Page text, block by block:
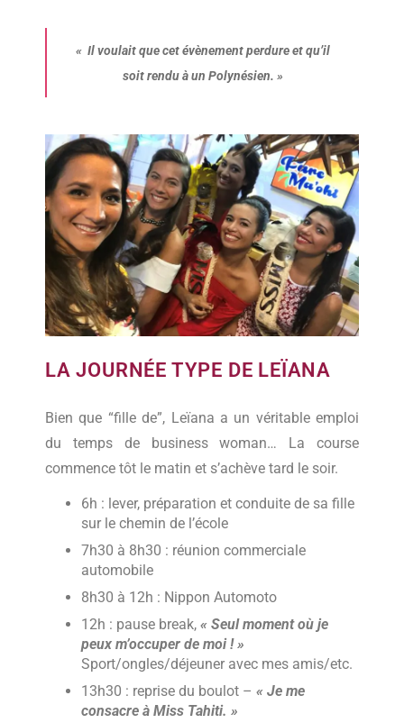
« Il voulait que cet évènement perdure et qu’il
soit rendu à un Polynésien. »
LA JOURNÉE TYPE DE LEÏANA
Bien que “fille de”, Leïana a un véritable emploi
du temps de business woman… La course
commence tôt le matin et s’achève tard le soir.
6h : lever, préparation et conduite de sa fille
sur le chemin de l’école
7h30 à 8h30 : réunion commerciale
automobile
8h30 à 12h : Nippon Automoto
12h : pause break, « Seul moment où je
peux m’occuper de moi ! »
Sport/ongles/déjeuner avec mes amis/etc.
13h30 : reprise du boulot – « Je me
consacre à Miss Tahiti. »